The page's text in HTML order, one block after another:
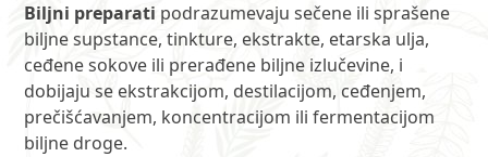
Biljni preparati podrazumevaju sečene ili sprašene
biljne supstance, tinkture, ekstrakte, etarska ulja,
ceđene sokove ili prerađene biljne izlučevine, i
dobijaju se ekstrakcijom, destilacijom, ceđenjem,
prečišćavanjem, koncentracijom ili fermentacijom
biljne droge.